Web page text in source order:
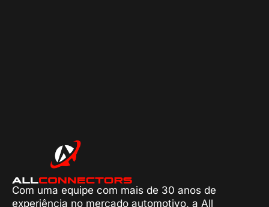
Com uma equipe com mais de 30 anos de
experiência no mercado automotivo, a All